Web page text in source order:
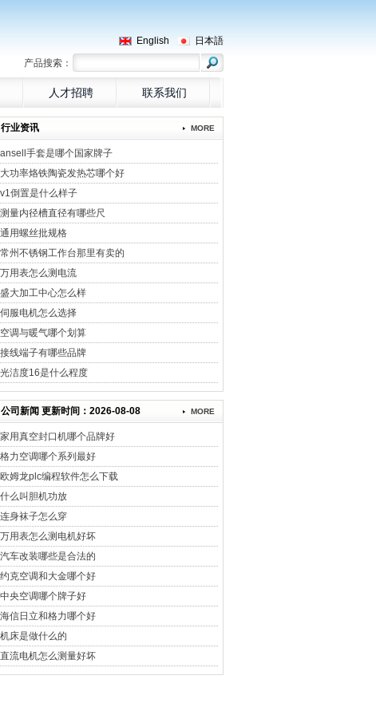
日本語
English
产品搜索：
人才招聘 联系我们
MORE
行业资讯
ansell手套是哪个国家牌子
大功率烙铁陶瓷发热芯哪个好
v1倒置是什么样子
测量内径槽直径有哪些尺
通用螺丝批规格
常州不锈钢工作台那里有卖的
万用表怎么测电流
盛大加工中心怎么样
伺服电机怎么选择
空调与暖气哪个划算
接线端子有哪些品牌
光洁度16是什么程度
MORE
公司新闻 更新时间：2026-08-08
家用真空封口机哪个品牌好
格力空调哪个系列最好
欧姆龙plc编程软件怎么下载
什么叫胆机功放
连身袜子怎么穿
万用表怎么测电机好坏
汽车改装哪些是合法的
约克空调和大金哪个好
中央空调哪个牌子好
海信日立和格力哪个好
机床是做什么的
直流电机怎么测量好坏